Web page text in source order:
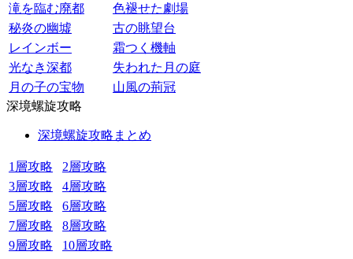
滝を臨む廃都
色褪せた劇場
秘炎の幽墟
古の眺望台
レインボー
霜つく機軸
光なき深都
失われた月の庭
月の子の宝物
山風の荊冠
深境螺旋攻略
深境螺旋攻略まとめ
1層攻略
2層攻略
3層攻略
4層攻略
5層攻略
6層攻略
7層攻略
8層攻略
9層攻略
10層攻略